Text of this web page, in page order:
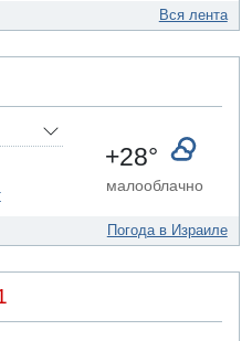
со взрывчаткой по
двое маленьких детей
Вся лента
+28°
малооблачно
Погода в Израиле